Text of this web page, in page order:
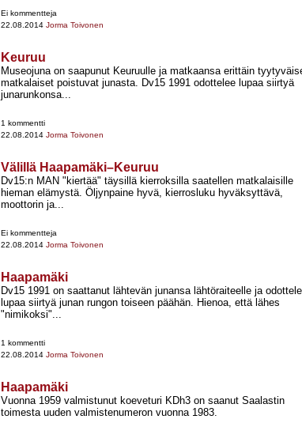
Ei kommentteja
22.08.2014 Jorma Toivonen
Keuruu
Museojuna on saapunut Keuruulle ja matkaansa erittäin
matkalaiset poistuvat junasta. Dv15 1991 odottelee lupaa siirtyä
junarunkonsa...
1 kommentti
22.08.2014 Jorma Toivonen
Välillä Haapamäki–Keuruu
Dv15:n MAN "kiertää" täysillä kierroksilla saatellen matkalaisille
hieman elämystä. Öljynpaine hyvä, kierrosluku hyväksyttävä,
moottorin ja...
Ei kommentteja
22.08.2014 Jorma Toivonen
Haapamäki
Dv15 1991 on saattanut lähtevän junansa lähtöraiteelle ja
lupaa siirtyä junan rungon toiseen päähän. Hienoa, että lähes
"nimikoksi"...
1 kommentti
22.08.2014 Jorma Toivonen
Haapamäki
Vuonna 1959 valmistunut koeveturi KDh3 on saanut Saalastin
toimesta uuden valmistenumeron vuonna 1983.